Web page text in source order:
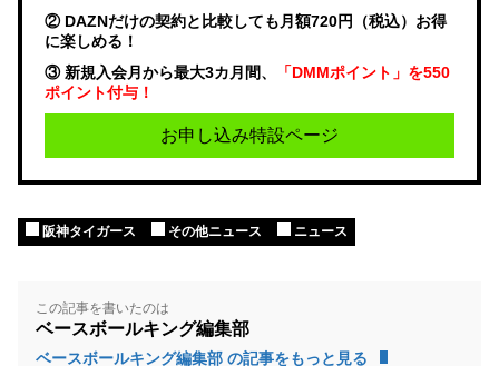
② DAZNだけの契約と比較しても月額720円（税込）お得
に楽しめる！
③ 新規入会月から最大3カ月間、
「DMMポイント」を550
ポイント付与！
お申し込み特設ページ
阪神タイガース その他ニュース ニュース
この記事を書いたのは
ベースボールキング編集部
ベースボールキング編集部 の記事をもっと見る